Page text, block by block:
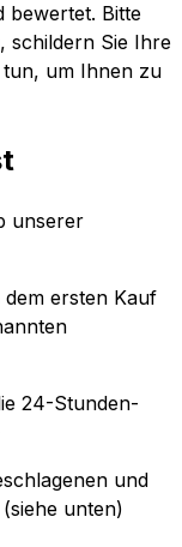
bewertet. Bitte
, schildern Sie Ihre
um Ihnen zu
unserer
ersten Kauf
24-Stunden-
und
unten)